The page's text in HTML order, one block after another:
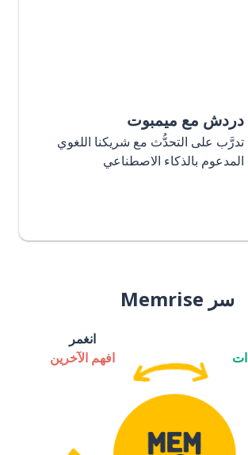
دردش مع ميمبوت
تدرَّب على التحدُّث مع شريكنا اللغوي
المدعوم بالذكاء الاصطناعي
سر Memrise
انغمر
افهم الآخرين